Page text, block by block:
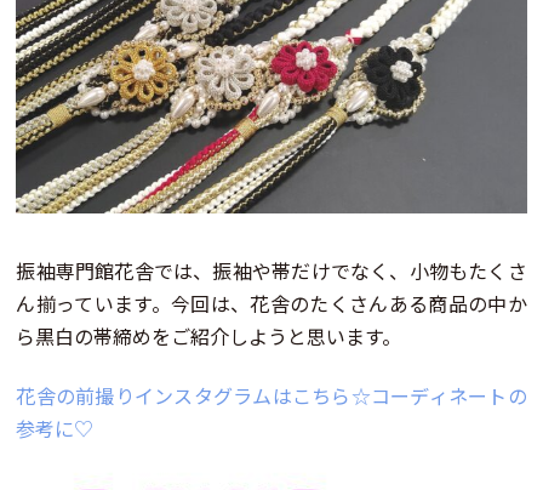
振袖専門館花舎では、振袖や帯だけでなく、小物もたくさ
ん揃っています。今回は、花舎のたくさんある商品の中か
ら黒白の帯締めをご紹介しようと思います。
花舎の前撮りインスタグラムはこちら☆コーディネートの
参考に♡